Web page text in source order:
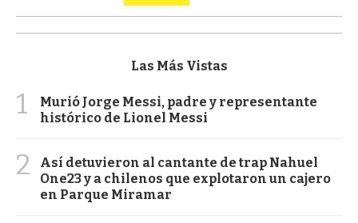
Las Más Vistas
1
Murió Jorge Messi, padre y representante
histórico de Lionel Messi
2
Así detuvieron al cantante de trap Nahuel
One23 y a chilenos que explotaron un cajero
en Parque Miramar